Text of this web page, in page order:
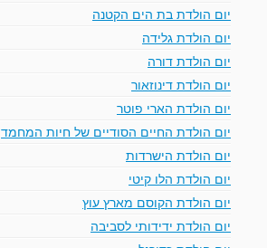
יום הולדת בת הים הקטנה
יום הולדת גלידה
יום הולדת דורה
יום הולדת דינוזאור
יום הולדת הארי פוטר
יום הולדת החיים הסודיים של חיות המחמד
יום הולדת הישרדות
יום הולדת הלו קיטי
יום הולדת הקוסם מארץ עוץ
יום הולדת ידידותי לסביבה